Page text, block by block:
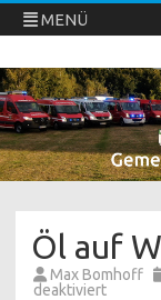
MENÜ
Freiwillige
Öl auf
Max Bomhoff
deaktiviertfür